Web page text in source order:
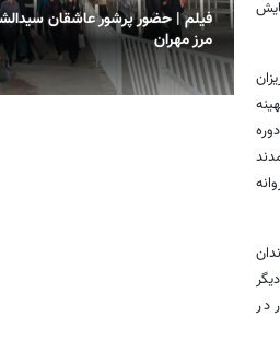
در
(ع) در
فیلم| موج عاشقی در مرز
مسیر کربلا